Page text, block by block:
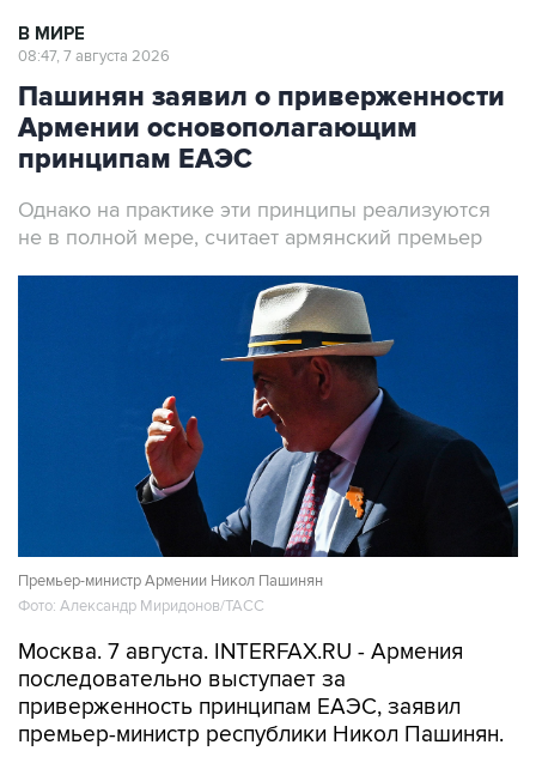
Пашинян заявил о приверженности
Армении основополагающим
принципам ЕАЭС
Однако на практике эти принципы реализуются
Премьер-министр Армении Никол Пашинян
Фото: Александр Миридонов/ТАСС
Москва. 7 августа. INTERFAX.RU - Армения
приверженность принципам ЕАЭС, заявил
премьер-министр республики Никол Пашинян.
"Для Армении укрепление сотрудничества с